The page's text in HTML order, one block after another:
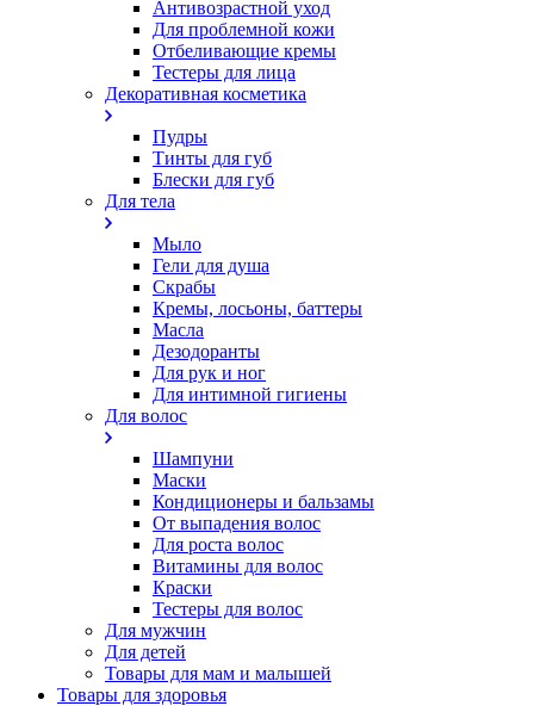
Антивозрастной уход
Для проблемной кожи
Oтбеливающие кремы
Тестеры для лица
Декоративная косметика
Пудры
Тинты для губ
Блески для губ
Для тела
Мыло
Гели для душа
Скрабы
Кремы, лосьоны, баттеры
Масла
Дезодоранты
Для рук и ног
Для интимной гигиены
Для волос
Шампуни
Маски
Кондиционеры и бальзамы
От выпадения волос
Для роста волос
Витамины для волос
Краски
Тестеры для волос
Для мужчин
Для детей
Товары для мам и малышей
Товары для здоровья